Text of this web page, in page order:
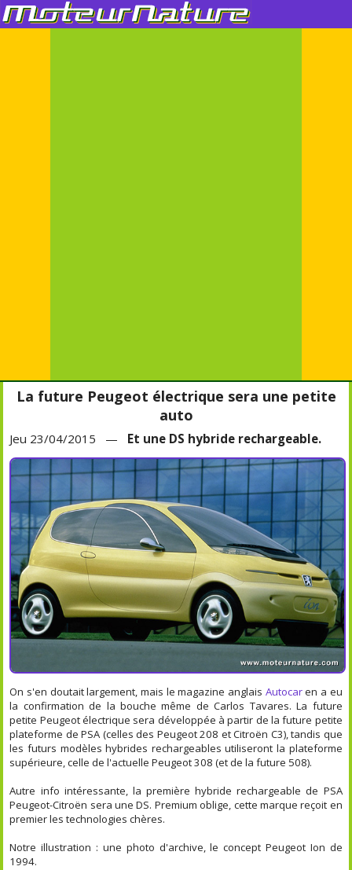
La future Peugeot électrique sera une petite
auto
Jeu 23/04/2015 — Et une DS hybride rechargeable.
On s'en doutait largement, mais le magazine anglais Autocaren a eu
la confirmation de la bouche même de Carlos Tavares. La future
petite Peugeot électrique sera développée à partir de la future petite
plateforme de PSA (celles des Peugeot 208 et Citroën C3), tandis que
les futurs modèles hybrides rechargeables utiliseront la plateforme
supérieure, celle de l'actuelle Peugeot 308 (et de la future 508).
Autre info intéressante, la première hybride rechargeable de PSA
Peugeot-Citroën sera une DS. Premium oblige, cette marque reçoit en
premier les technologies chères.
Notre illustration : une photo d'archive, le concept Peugeot Ion de
1994.